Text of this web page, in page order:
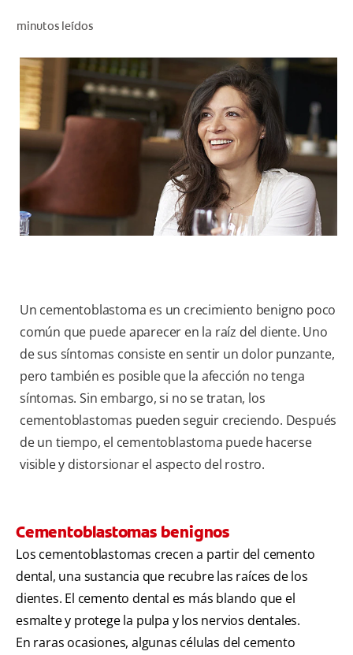
PROMOCIONES
CR (ES)
SUSCRÍBASE
minutos leídos
Un cementoblastoma es un crecimiento benigno poco
común que puede aparecer en la raíz del diente. Uno
de sus síntomas consiste en sentir un dolor punzante,
pero también es posible que la afección no tenga
síntomas. Sin embargo, si no se tratan, los
cementoblastomas pueden seguir creciendo. Después
de un tiempo, el cementoblastoma puede hacerse
visible y distorsionar el aspecto del rostro.
Cementoblastomas benignos
Los cementoblastomas crecen a partir del cemento
dental, una sustancia que recubre las raíces de los
dientes. El cemento dental es más blando que el
esmalte y protege la pulpa y los nervios dentales.
En raras ocasiones, algunas células del cemento